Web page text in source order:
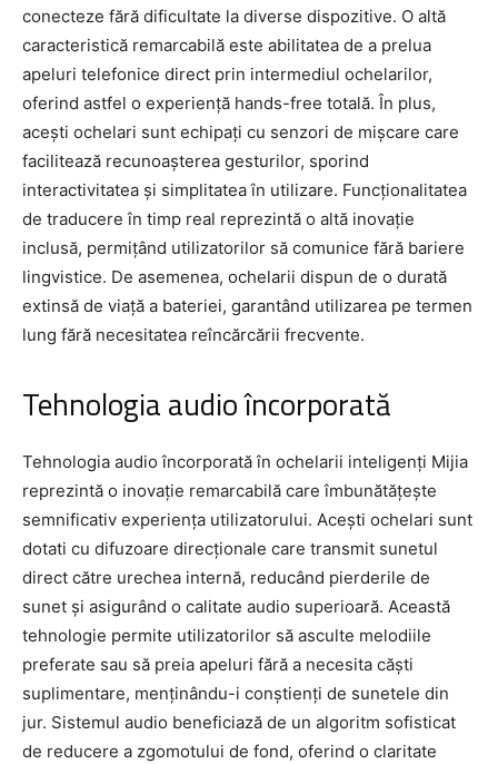
conecteze fără dificultate la diverse dispozitive. O altă
caracteristică remarcabilă este abilitatea de a prelua
apeluri telefonice direct prin intermediul ochelarilor,
oferind astfel o experiență hands-free totală. În plus,
acești ochelari sunt echipați cu senzori de mișcare care
facilitează recunoașterea gesturilor, sporind
interactivitatea și simplitatea în utilizare. Funcționalitatea
de traducere în timp real reprezintă o altă inovație
inclusă, permițând utilizatorilor să comunice fără bariere
lingvistice. De asemenea, ochelarii dispun de o durată
extinsă de viață a bateriei, garantând utilizarea pe termen
lung fără necesitatea reîncărcării frecvente.
Tehnologia audio încorporată
Tehnologia audio încorporată în ochelarii inteligenți Mijia
reprezintă o inovație remarcabilă care îmbunătățește
semnificativ experiența utilizatorului. Acești ochelari sunt
dotati cu difuzoare direcționale care transmit sunetul
direct către urechea internă, reducând pierderile de
sunet și asigurând o calitate audio superioară. Această
tehnologie permite utilizatorilor să asculte melodiile
preferate sau să preia apeluri fără a necesita căști
suplimentare, menținându-i conștienți de sunetele din
jur. Sistemul audio beneficiază de un algoritm sofisticat
de reducere a zgomotului de fond, oferind o claritate